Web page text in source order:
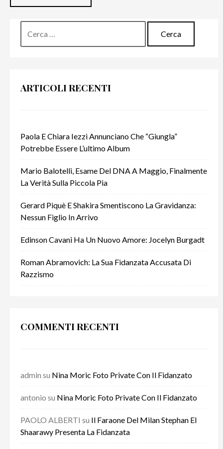
per:
ARTICOLI RECENTI
Paola E Chiara Iezzi Annunciano Che “Giungla”
Potrebbe Essere L’ultimo Album
Mario Balotelli, Esame Del DNA A Maggio, Finalmente
La Verità Sulla Piccola Pia
Gerard Piquè E Shakira Smentiscono La Gravidanza:
Nessun Figlio In Arrivo
Edinson Cavani Ha Un Nuovo Amore: Jocelyn Burgadt
Roman Abramovich: La Sua Fidanzata Accusata Di
Razzismo
COMMENTI RECENTI
admin su Nina Moric Foto Private Con Il Fidanzato
antonio su Nina Moric Foto Private Con Il Fidanzato
PAOLO ALBERTI su Il Faraone Del Milan Stephan El
Shaarawy Presenta La Fidanzata